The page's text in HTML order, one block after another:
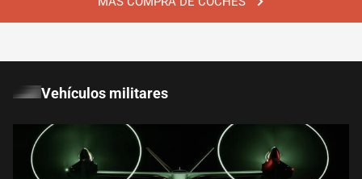
Vehículos militares